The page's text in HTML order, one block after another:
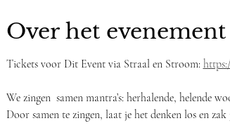
Over het evenement
Tickets voor Dit Event via Straal en Stroom:
We zingen  samen mantra’s: herhalende, helende
Door samen te zingen, laat je het denken los en